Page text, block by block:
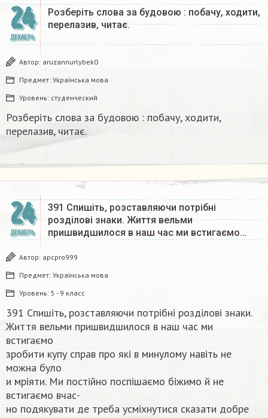
24
ДЕКАБРЬ
Розберіть слова за будовою : побачу, ходити,
перелазив, читає.
Автор: aruzannurlybek0
Предмет: Українська мова
Уровень: студенческий
Розберіть слова за будовою : побачу, ходити,
перелазив, читає.
24
ДЕКАБРЬ
391 Спишіть, розставляючи потрібні
розділові знаки. Життя вельми
пришвидшилося в наш час ми встигаємо…
Автор: apcpro999
Предмет: Українська мова
Уровень: 5 - 9 класс
391 Спишіть, розставляючи потрібні розділові знаки.
Життя вельми пришвидшилося в наш час ми
встигаємо
зробити купу справ про які в минулому навіть не
можна було
и мріяти. Ми постійно поспішаємо біжимо й не
встигаємо вчас-
но подякувати де треба усміхнутися сказати добре